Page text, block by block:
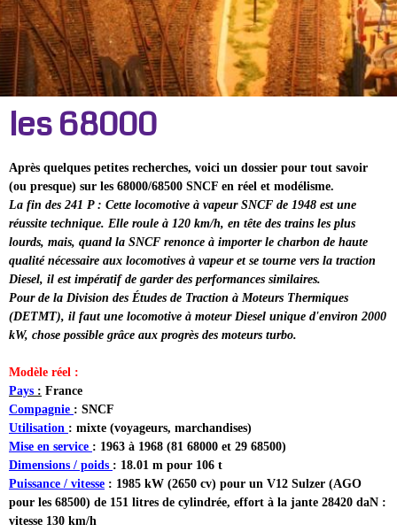
les 68000
Après quelques petites recherches, voici un dossier pour tout savoir
(ou presque) sur les 68000/68500 SNCF en réel et modélisme.
La fin des 241 P : Cette locomotive à vapeur SNCF de 1948 est une
réussite technique. Elle roule à 120 km/h, en tête des trains les plus
lourds, mais, quand la SNCF renonce à importer le charbon de haute
qualité nécessaire aux locomotives à vapeur et se tourne vers la traction
Diesel, il est impératif de garder des performances similaires.
Pour de la Division des Études de Traction à Moteurs Thermiques
(DETMT), il faut une locomotive à moteur Diesel unique d'environ 2000
kW, chose possible grâce aux progrès des moteurs turbo.
Modèle réel :
Pays : France
Compagnie : SNCF
Utilisation : mixte (voyageurs, marchandises)
Mise en service : 1963 à 1968 (81 68000 et 29 68500)
Dimensions / poids : 18.01 m pour 106 t
Puissance / vitesse : 1985 kW (2650 cv) pour un V12 Sulzer (AGO
pour les 68500) de 151 litres de cylindrée, effort à la jante 28420 daN :
vitesse 130 km/h